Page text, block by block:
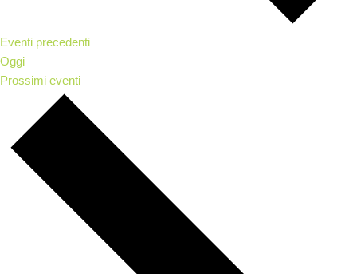
Eventi precedenti
Oggi
Prossimi eventi